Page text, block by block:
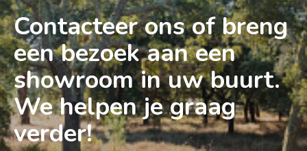
Contacteer ons of breng
een bezoek aan een
showroom in uw buurt.
We helpen je graag
verder!